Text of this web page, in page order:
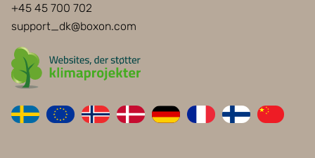
+45 45 700 702
support_dk@boxon.com